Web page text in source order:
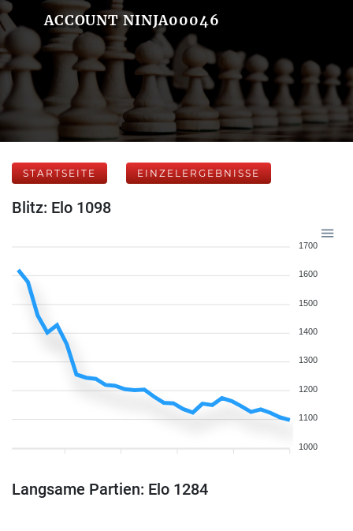
ACCOUNT NINJA00046
STARTSEITE EINZELERGEBNISSE
Blitz: Elo 1098
1700
1600
1500
1400
1300
1200
1100
1000
Langsame Partien: Elo 1284